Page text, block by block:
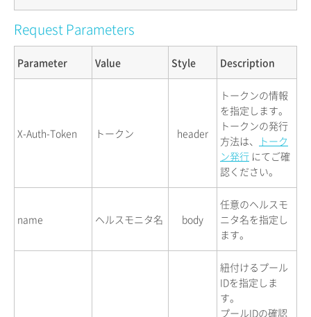
Request Parameters
Parameter Value Style Description
X-Auth-Token トークン header
トークンの情報
を指定します。
トークンの発行
方法は、
トーク
ン発行 にてご確
認ください。
name ヘルスモニタ名 body
任意のヘルスモ
ニタ名を指定し
ます。
紐付けるプール
IDを指定しま
す。
プールIDの確認